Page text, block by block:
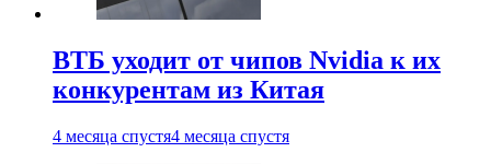
ВТБ уходит от чипов Nvidia к их
конкурентам из Китая
4 месяца спустя4 месяца спустя